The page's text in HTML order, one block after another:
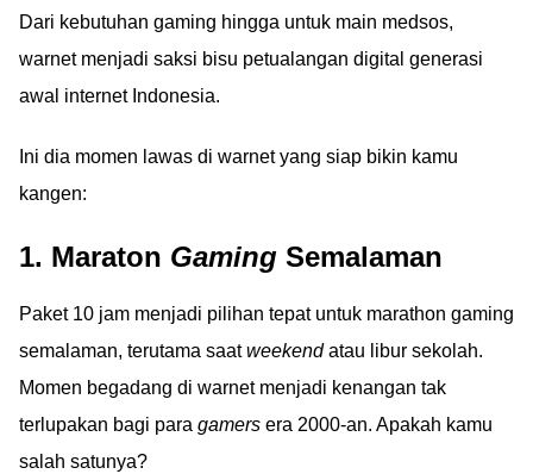
Dari kebutuhan gaming hingga untuk main medsos,
warnet menjadi saksi bisu petualangan digital generasi
awal internet Indonesia.
Ini dia momen lawas di warnet yang siap bikin kamu
kangen:
1. Maraton Gaming Semalaman
Paket 10 jam menjadi pilihan tepat untuk marathon gaming
semalaman, terutama saatweekendatau libur sekolah.
Momen begadang di warnet menjadi kenangan tak
terlupakan bagi para gamers era 2000-an. Apakah kamu
salah satunya?